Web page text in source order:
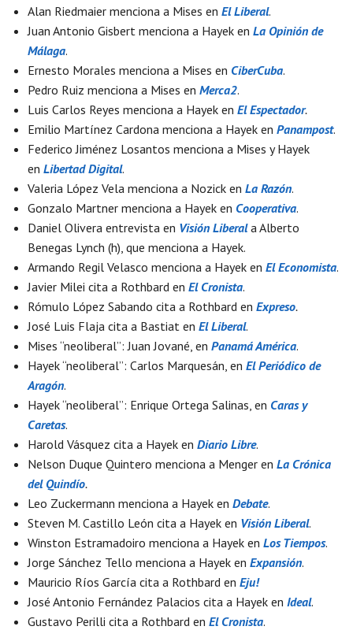
Alan Riedmaier menciona a Mises en El Liberal.
Juan Antonio Gisbert menciona a Hayek en La Opinión de
Málaga.
Ernesto Morales menciona a Mises en CiberCuba.
Pedro Ruiz menciona a Mises en Merca2.
Luis Carlos Reyes menciona a Hayek en El Espectador.
Emilio Martínez Cardona menciona a Hayek en Panampost.
Federico Jiménez Losantos menciona a Mises y Hayek
en Libertad Digital.
Valeria López Vela menciona a Nozick en La Razón.
Gonzalo Martner menciona a Hayek en Cooperativa.
Daniel Olivera entrevista en Visión Liberala Alberto
Benegas Lynch (h), que menciona a Hayek.
Armando Regil Velasco menciona a Hayek en El Economista.
Javier Milei cita a Rothbard en El Cronista.
Rómulo López Sabando cita a Rothbard en Expreso.
José Luis Flaja cita a Bastiat en El Liberal.
Mises “neoliberal”: Juan Jované, en Panamá América.
Hayek “neoliberal”: Carlos Marquesán, en El Periódico de
Aragón.
Hayek “neoliberal”: Enrique Ortega Salinas, en Caras y
Caretas.
Harold Vásquez cita a Hayek en Diario Libre.
Nelson Duque Quintero menciona a Menger en La Crónica
del Quindío.
Leo Zuckermann menciona a Hayek en Debate.
Steven M. Castillo León cita a Hayek en Visión Liberal.
Winston Estramadoiro menciona a Hayek en Los Tiempos.
Jorge Sánchez Tello menciona a Hayek en Expansión.
Mauricio Ríos García cita a Rothbard en Eju!
José Antonio Fernández Palacios cita a Hayek en Ideal.
Gustavo Perilli cita a Rothbard en El Cronista.